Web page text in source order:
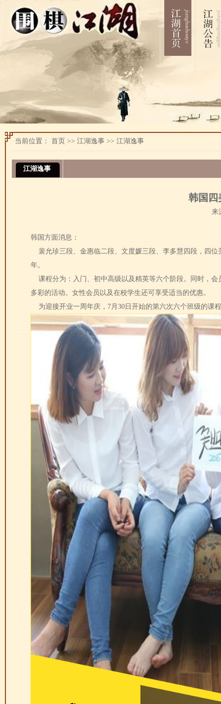
当前位置： 首页 >> 江湖逸事>> 江湖逸事
江湖逸事
韩国四
来
韩国方面消息：
裴允珍三段、金惠临二段、文度媛三段、李多慧四段，四位
年。
课程分为：入门、初中高级以及精英等六个阶段。同时，
多彩的活动。女性会员以及在校学生还可享受适当的优惠。
为迎接开业一周年庆，7月30日开始的第六次六个班级的课